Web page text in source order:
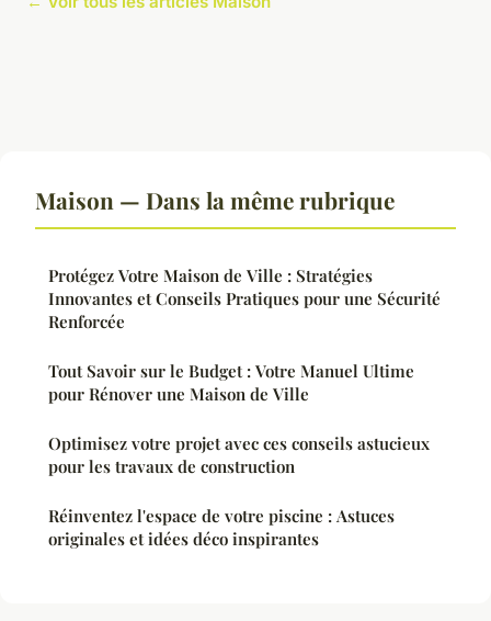
Maison — Dans la même rubrique
Protégez Votre Maison de Ville : Stratégies
Innovantes et Conseils Pratiques pour une Sécurité
Renforcée
Tout Savoir sur le Budget : Votre Manuel Ultime
pour Rénover une Maison de Ville
Optimisez votre projet avec ces conseils astucieux
pour les travaux de construction
Réinventez l'espace de votre piscine : Astuces
originales et idées déco inspirantes